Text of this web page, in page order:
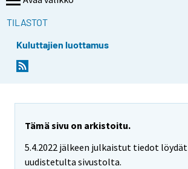
TILASTOT
Kuluttajien luottamus
Tämä sivu on arkistoitu.
5.4.2022 jälkeen julkaistut tiedot löydät
uudistetulta sivustolta.